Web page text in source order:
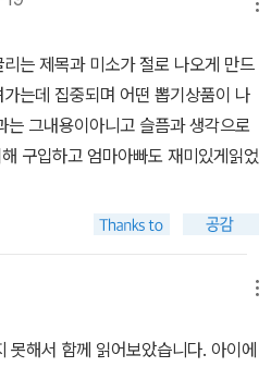
는 제목과 미소가 절로 나오게 만드
는데 집중되며 어떤 뽑기상품이 나
그내용이아니고 슬픔과 생각으로
구입하고 엄마아빠도 재미있게읽었
못해서 함께 읽어보았습니다. 아이에